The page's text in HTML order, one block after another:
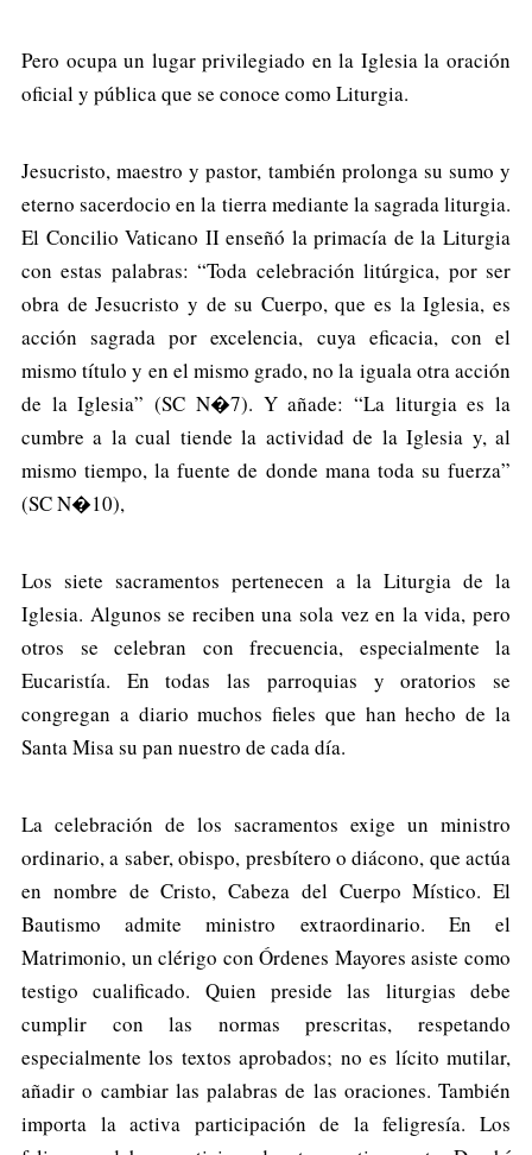
Pero ocupa un lugar privilegiado en la Iglesia la oración
oficial y pública que se conoce como Liturgia.
Jesucristo, maestro y pastor, también prolonga su sumo y
eterno sacerdocio en la tierra mediante la sagrada liturgia.
El Concilio Vaticano II enseñó la primacía de la Liturgia
con estas palabras: “Toda celebración litúrgica, por ser
obra de Jesucristo y de su Cuerpo, que es la Iglesia, es
acción sagrada por excelencia, cuya eficacia, con el
mismo título y en el mismo grado, no la iguala otra acción
de la Iglesia” (SC N�7). Y añade: “La liturgia es la
cumbre a la cual tiende la actividad de la Iglesia y, al
mismo tiempo, la fuente de donde mana toda su fuerza”
(SC N�10),
Los siete sacramentos pertenecen a la Liturgia de la
Iglesia. Algunos se reciben una sola vez en la vida, pero
otros se celebran con frecuencia, especialmente la
Eucaristía. En todas las parroquias y oratorios se
congregan a diario muchos fieles que han hecho de la
Santa Misa su pan nuestro de cada día.
La celebración de los sacramentos exige un ministro
ordinario, a saber, obispo, presbítero o diácono, que actúa
en nombre de Cristo, Cabeza del Cuerpo Místico. El
Bautismo admite ministro extraordinario. En el
Matrimonio, un clérigo con Órdenes Mayores asiste como
testigo cualificado. Quien preside las liturgias debe
cumplir con las normas prescritas, respetando
especialmente los textos aprobados; no es lícito mutilar,
añadir o cambiar las palabras de las oraciones. También
importa la activa participación de la feligresía. Los